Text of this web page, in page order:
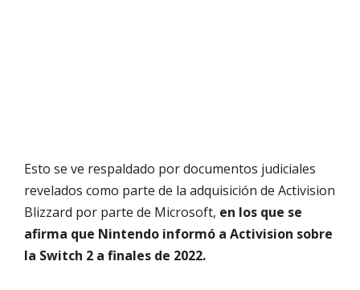
Esto se ve respaldado por documentos judiciales
revelados como parte de la adquisición de Activision
Blizzard por parte de Microsoft, en los que se
afirma que Nintendo informó a Activision sobre
la Switch 2 a finales de 2022.